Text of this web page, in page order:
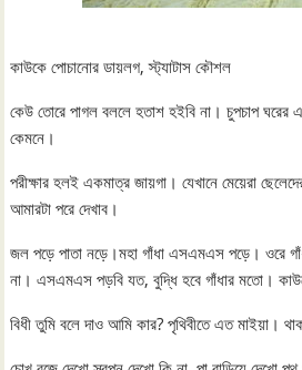
কাউকে পোচানোর ডায়লগ, স্ট্যাটাস কৌশল
কেউ তোরে পাগল বললে হতাশ হইবি না। চুপচাপ ঘরের
কেমনে।
পরীক্ষার হলই একমাত্র জায়গা। যেখানে মেয়েরা
আমারটা পরে দেখাব।
জল পড়ে পাতা নড়ে।মহা গাঁধা এসএমএস পড়ে। ওরে
না। এসএমএস পড়বি যত, বুদ্ধি হবে গাঁধার মতো।
বিধী তুমি বলে দাও আমি কার? পৃথিবীতে এত মাইয়া।